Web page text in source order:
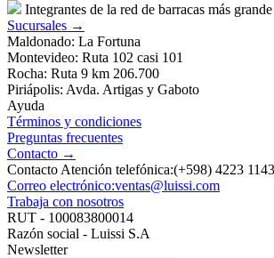
Integrantes de la red de barracas más
Sucursales →
Maldonado: La Fortuna
Montevideo: Ruta 102 casi 101
Rocha: Ruta 9 km 206.700
Piriápolis: Avda. Artigas y Gaboto
Ayuda
Términos y condiciones
Preguntas frecuentes
Contacto →
Contacto Atención telefónica:(+598) 4223 1143
Correo electrónico:ventas@luissi.com
Trabaja con nosotros
RUT - 100083800014
Razón social - Luissi S.A
Newsletter